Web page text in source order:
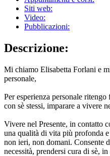
Siti web:
Video:
Pubblicazioni:
Descrizione:
Mi chiamo Elisabetta Forlani e
personale,
Per esperienza personale
con sè stessi, imparare a vivere
Vivere nel Presente, in contatto
una qualità di vita più profonda
non ieri, non domani. Consente
necessità, prendersi cura di sè,